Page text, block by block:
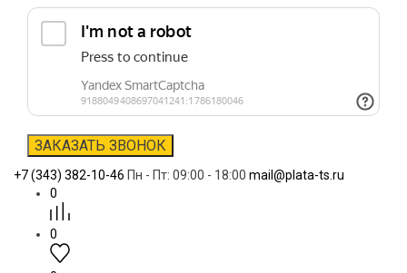
+7 (343) 382-10-46 Пн - Пт: 09:00 - 18:00 mail@plata-ts.ru
0
0